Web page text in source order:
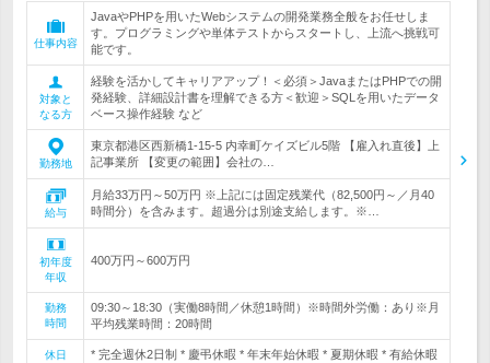
仕事内容
JavaやPHPを用いたWebシステムの開発業務全般をお任せしま
す。プログラミングや単体テストからスタートし、上流へ挑戦可
能です。
対象と
なる方
経験を活かしてキャリアアップ！＜必須＞JavaまたはPHPでの開
発経験、詳細設計書を理解できる方＜歓迎＞SQLを用いたデータ
ベース操作経験 など
勤務地
東京都港区西新橋1-15-5 内幸町ケイズビル5階 【雇入れ直後】上
記事業所 【変更の範囲】会社の…
給与
月給33万円～50万円 ※上記には固定残業代（82,500円～／月40
時間分）を含みます。超過分は別途支給します。※…
初年度
年収
400万円～600万円
勤務
時間
09:30～18:30（実働8時間／休憩1時間）※時間外労働：あり※月
平均残業時間：20時間
休日
* 完全週休2日制 * 慶弔休暇 * 年末年始休暇 * 夏期休暇 * 有給休暇